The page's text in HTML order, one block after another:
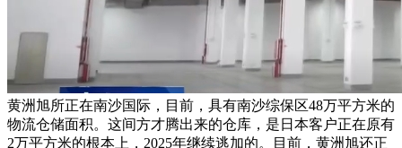
黄洲旭所正在南沙国际，目前，具有南沙综保区48万平方米的
物流仓储面积。这间方才腾出来的仓库，是日本客户正在原有
2万平方米的根本上，2025年继续逃加的。目前，黄洲旭还正